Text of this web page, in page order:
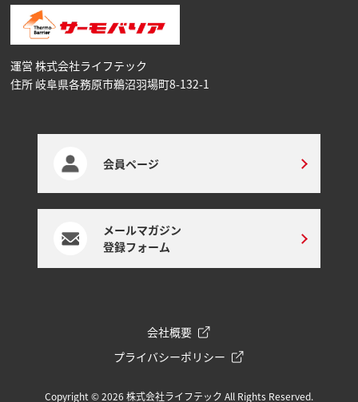
運営 株式会社ライフテック
住所 岐阜県各務原市鵜沼⽻場町8-132-1
会員ページ
メールマガジン
登録フォーム
会社概要
プライバシーポリシー
Copyright © 2026 株式会社ライフテック All Rights Reserved.